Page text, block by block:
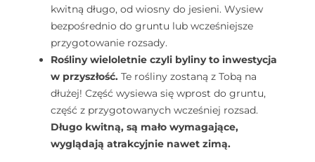
kwitną długo, od wiosny do jesieni. Wysiew
bezpośrednio do gruntu lub wcześniejsze
przygotowanie rozsady.
Rośliny wieloletnie czyli byliny to inwestycja
w przyszłość. Te rośliny zostaną z Tobą na
dłużej! Część wysiewa się wprost do gruntu,
część z przygotowanych wcześniej rozsad.
Długo kwitną, są mało wymagające,
wyglądają atrakcyjnie nawet zimą.